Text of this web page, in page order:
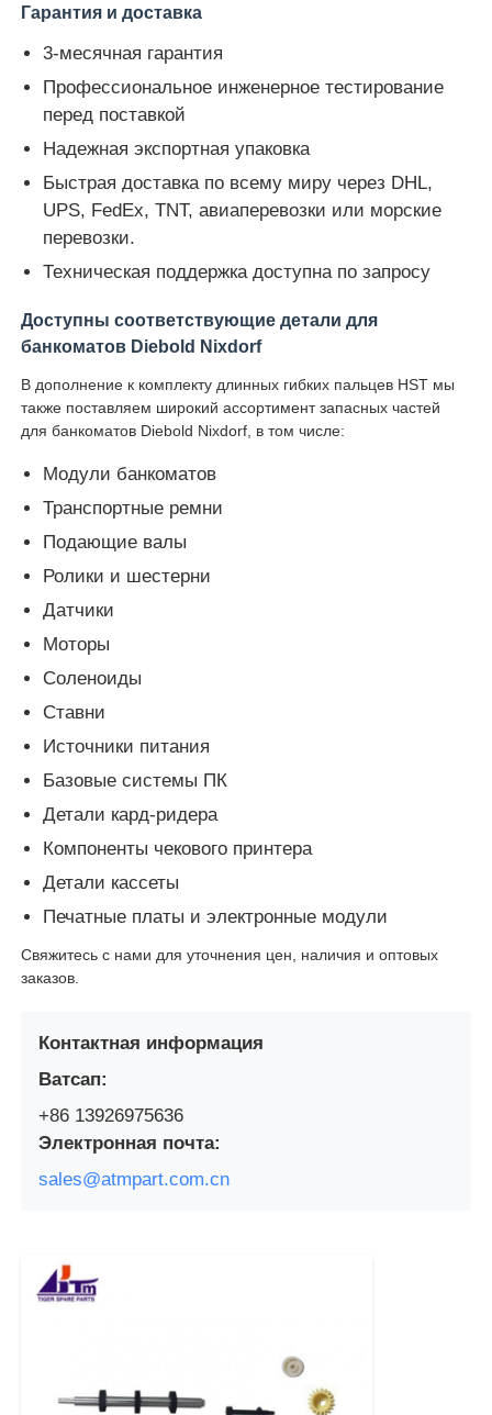
Glory NMD Запчасти для банкоматов
Части для банкоматов OKI
Genmega ATM
Купюроприемник
Сортировщик банкнот
счетчик счета
Принтер карты
Пост-машина
Запасные части для банкоматов
Банкомат
Переработчик монет
Гарантия и доставка
3-месячная гарантия
Профессиональное инженерное тестирование
перед поставкой
Надежная экспортная упаковка
Быстрая доставка по всему миру через DHL,
UPS, FedEx, TNT, авиаперевозки или морские
перевозки.
Техническая поддержка доступна по запросу
Доступны соответствующие детали для
банкоматов Diebold Nixdorf
В дополнение к комплекту длинных гибких пальцев HST мы
также поставляем широкий ассортимент запасных частей
для банкоматов Diebold Nixdorf, в том числе:
Модули банкоматов
Транспортные ремни
Подающие валы
Ролики и шестерни
Датчики
Моторы
Соленоиды
Ставни
Источники питания
Базовые системы ПК
Детали кард-ридера
Компоненты чекового принтера
Детали кассеты
Печатные платы и электронные модули
Свяжитесь с нами для уточнения цен, наличия и оптовых
заказов.
Контактная информация
Ватсап:
+86 13926975636
Электронная почта:
sales@atmpart.com.cn